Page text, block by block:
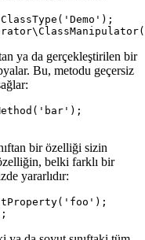
ya da gerçekleştirilen bir
Bu, metodu geçersiz
bir özelliği sizin
özelliğin, belki farklı bir
yararlıdır: